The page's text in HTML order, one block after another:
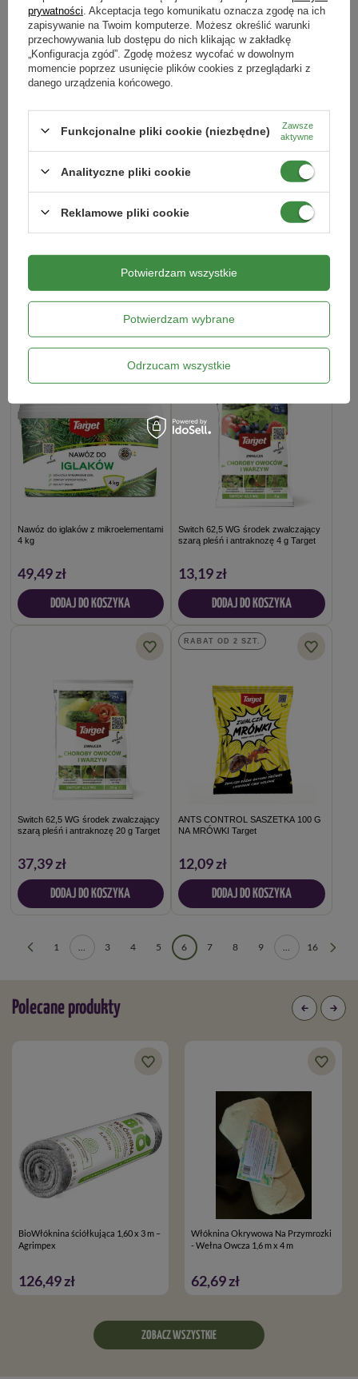
DODAJ DO KOSZYKA DODAJ DO KOSZYKA
RABAT OD 2 SZT.
DODAJ DO KOSZYKA
RABAT OD 2 SZT.
109,99 zł
RABAT OD 2 SZT.
Nawóz do iglaków z mikroelementami
4 kg
49,49 zł
DODAJ DO KOSZYKA
Switch 62,5 WG środek zwalczający
szarą pleśń i antraknozę 4 g Target
13,19 zł
DODAJ DO KOSZYKA
Switch 62,5 WG środek zwalczający
szarą pleśń i antraknozę 20 g Target
37,39 zł
DODAJ DO KOSZYKA
RABAT OD 2 SZT.
ANTS CONTROL SASZETKA 100 G
NA MRÓWKI Target
12,09 zł
DODAJ DO KOSZYKA
1 3 4 5 6 7 8 9 16
Polecane produkty
BioWłóknina ściółkująca 1,60 x 3 m –
Agrimpex
126,49 zł
Włóknina Okrywowa Na Przymrozki
- Wełna Owcza 1,6 m x 4 m
62,69 zł
ZOBACZ WSZYSTKIE
prywatności . Akceptacja tego komunikatu oznacza zgodę na ich
zapisywanie na Twoim komputerze. Możesz określić warunki
przechowywania lub dostępu do nich klikając w zakładkę
„Konfiguracja zgód”. Zgodę możesz wycofać w dowolnym
momencie poprzez usunięcie plików cookies z przeglądarki z
danego urządzenia końcowego.
Funkcjonalne pliki cookie (niezbędne)
Zawsze
aktywne
Analityczne pliki cookie
Reklamowe pliki cookie
Potwierdzam wybrane
Odrzucam wszystkie
Potwierdzam wszystkie